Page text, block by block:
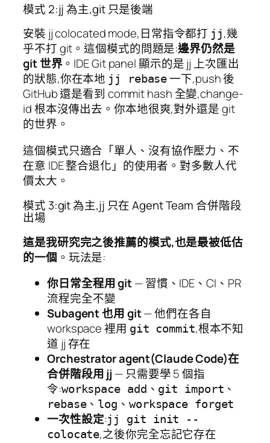
模式 2:jj 為主,git 只是後端
安裝 jj colocated mode,日常指令都打 jj,幾
乎不打 git。這個模式的問題是:邊界仍然是
git 世界。IDE Git panel 顯示的是 jj 上次匯出
的狀態,你在本地 jj rebase一下,push 後
GitHub 還是看到 commit hash 全變,change-
id 根本沒傳出去。你本地很爽,對外還是 git
的世界。
這個模式只適合「單人、沒有協作壓力、不
在意 IDE 整合退化」的使用者。對多數人代
價太大。
模式 3:git 為主,jj 只在 Agent Team 合併階段
出場
這是我研究完之後推薦的模式,也是最被低估
的一個 。玩法是:
你日常全程用 git— 習慣、IDE、CI、PR
流程完全不變
Subagent 也用 git— 他們在各自
workspace 裡用 git commit,根本不知
道 jj 存在
Orchestrator agent(Claude Code)在
合併階段用 jj — 只需要學 5 個指
令:workspace add 、 git import 、
rebase、 log 、 workspace forget
一次性設定:jj git init --
colocate,之後你完全忘記它存在